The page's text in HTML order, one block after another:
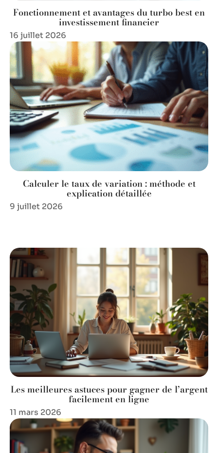
Fonctionnement et avantages du turbo best en
investissement financier
16 juillet 2026
Calculer le taux de variation : méthode et
explication détaillée
9 juillet 2026
Les meilleures astuces pour gagner de l’argent
facilement en ligne
11 mars 2026